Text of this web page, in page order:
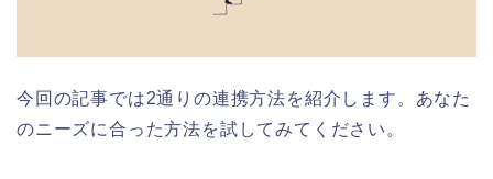
今回の記事では2通りの連携方法を紹介します。 あなた
のニーズに合った方法を試してみてください。